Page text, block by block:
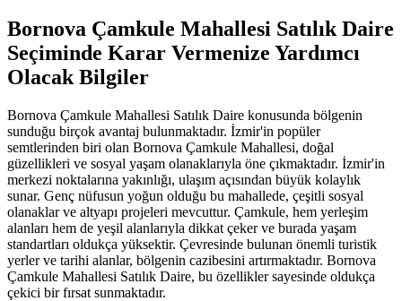
Bornova Çamkule Mahallesi Satılık Daire
Seçiminde Karar Vermenize Yardımcı
Olacak Bilgiler
Bornova Çamkule Mahallesi Satılık Daire konusunda bölgenin
sunduğu birçok avantaj bulunmaktadır. İzmir'in popüler
semtlerinden biri olan Bornova Çamkule Mahallesi, doğal
güzellikleri ve sosyal yaşam olanaklarıyla öne çıkmaktadır. İzmir'in
merkezi noktalarına yakınlığı, ulaşım açısından büyük kolaylık
sunar. Genç nüfusun yoğun olduğu bu mahallede, çeşitli sosyal
olanaklar ve altyapı projeleri mevcuttur. Çamkule, hem yerleşim
alanları hem de yeşil alanlarıyla dikkat çeker ve burada yaşam
standartları oldukça yüksektir. Çevresinde bulunan önemli turistik
yerler ve tarihi alanlar, bölgenin cazibesini artırmaktadır. Bornova
Çamkule Mahallesi Satılık Daire, bu özellikler sayesinde oldukça
çekici bir fırsat sunmaktadır.